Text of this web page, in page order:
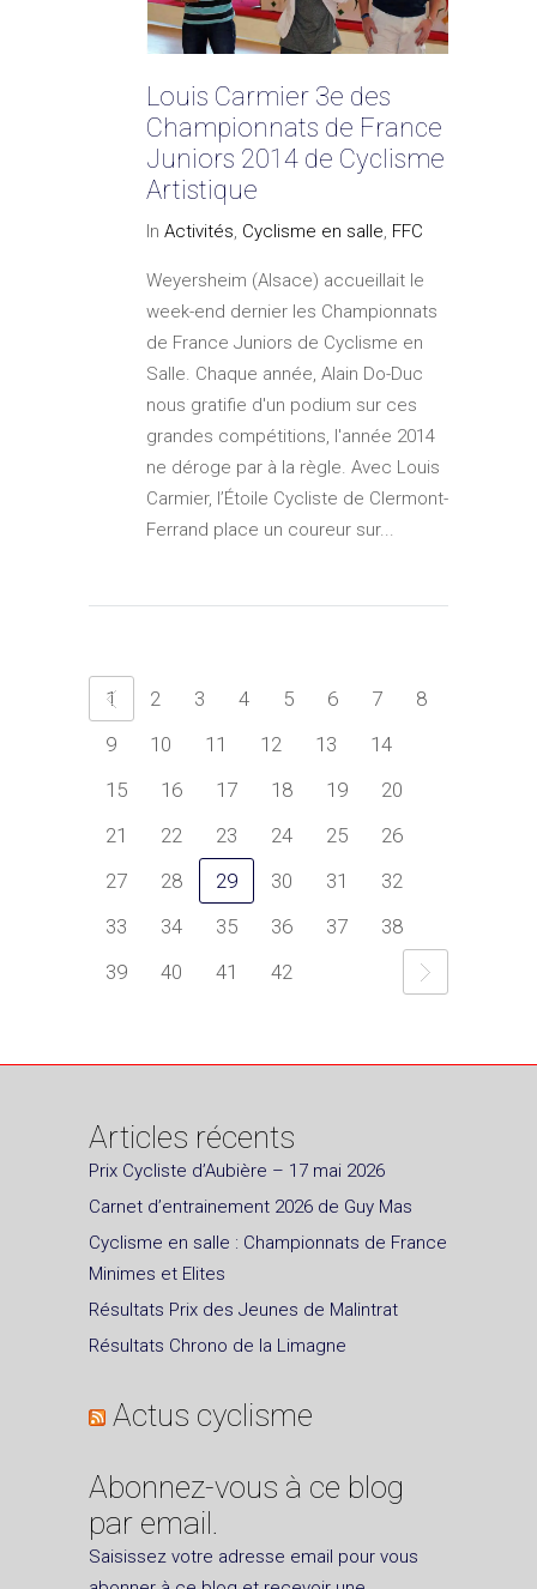
Louis Carmier 3e des
Championnats de France
Juniors 2014 de Cyclisme
Artistique
In Activités Cyclisme en salle FFC
Weyersheim (Alsace) accueillait le
week-end dernier les Championnats
de France Juniors de Cyclisme en
Salle. Chaque année, Alain Do-Duc
nous gratifie d'un podium sur ces
grandes compétitions, l'année 2014
ne déroge par à la règle. Avec Louis
Carmier, l’Étoile Cycliste de Clermont-
Ferrand place un coureur sur...
1 2 3 4 5 6 7
8
9
10 11 12 13
14
15
16 17 18 19
20
21
22 23 24 25
26
27
28 29 30 31
32
33
34 35 36 37
38
39
40 41 42
Articles récents
Prix Cycliste d’Aubière – 17 mai 2026
Carnet d’entrainement 2026 de Guy Mas
Cyclisme en salle : Championnats de France
Minimes et Elites
Résultats Prix des Jeunes de Malintrat
Résultats Chrono de la Limagne
Actus cyclisme
Abonnez-vous à ce blog
par email.
Saisissez votre adresse email pour vous